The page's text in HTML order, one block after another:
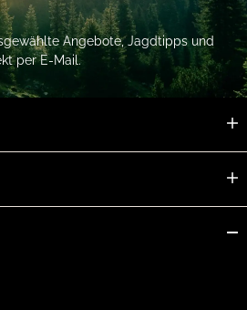
Angebote, Jagdtipps und
per E-Mail.